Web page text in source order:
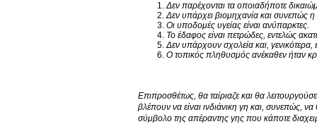
Δεν παρέχονται τα οποιαδήποτε
Δεν υπάρχει βιομηχανία και συνεπώς η
Οι υποδομές υγείας είναι ανύπαρκτες.
Το έδαφος είναι πετρώδες, εντελώς
Δεν υπάρχουν σχολεία και, γενικότερα,
Ο τοπικός πληθυσμός ανέκαθεν ήταν
Επιπροσθέτως, θα ταίριαζε και θα
βλέπουν να είναι ινδιάνικη γη και, συνεπώς,
σύμβολο της απέραντης γης που κάποτε